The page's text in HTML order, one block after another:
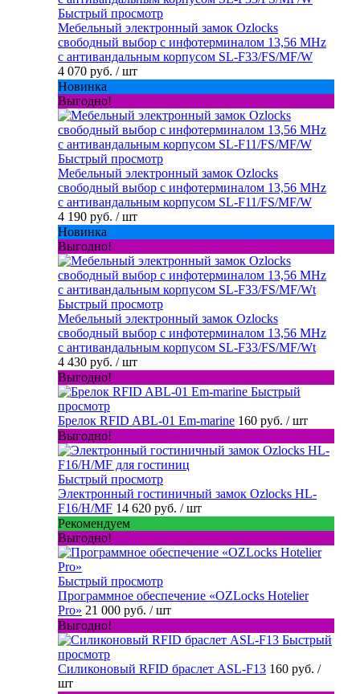
Быстрый просмотр
Мебельный электронный замок Ozlocks
свободный выбор с инфотерминалом 13,56 MHz
с антивандальным корпусом SL-F33/FS/MF/W
4 070 руб. / шт
Новинка
Выгодно!
Быстрый просмотр
Мебельный электронный замок Ozlocks
свободный выбор с инфотерминалом 13,56 MHz
с антивандальным корпусом SL-F11/FS/MF/W
4 190 руб. / шт
Новинка
Выгодно!
Быстрый просмотр
Мебельный электронный замок Ozlocks
свободный выбор с инфотерминалом 13,56 MHz
с антивандальным корпусом SL-F33/FS/MF/Wt
4 430 руб. / шт
Выгодно!
Быстрый
просмотр
Брелок RFID ABL-01 Em-marine 160 руб. / шт
Выгодно!
Быстрый просмотр
Электронный гостиничный замок Ozlocks HL-
F16/H/MF 14 620 руб. / шт
Рекомендуем
Выгодно!
Быстрый просмотр
Программное обеспечение «OZLocks Hotelier
Pro» 21 000 руб. / шт
Выгодно!
Быстрый
просмотр
Силиконовый RFID браслет ASL-F13 160 руб. /
шт